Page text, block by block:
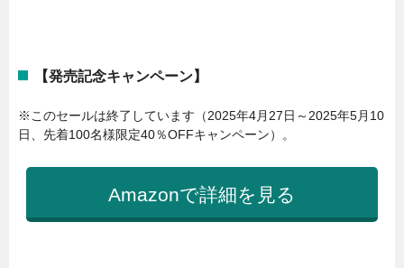
【発売記念キャンペーン】
※このセールは終了しています（2025年4月27日～2025年5月10
日、先着100名様限定40％OFFキャンペーン）。
Amazonで詳細を見る